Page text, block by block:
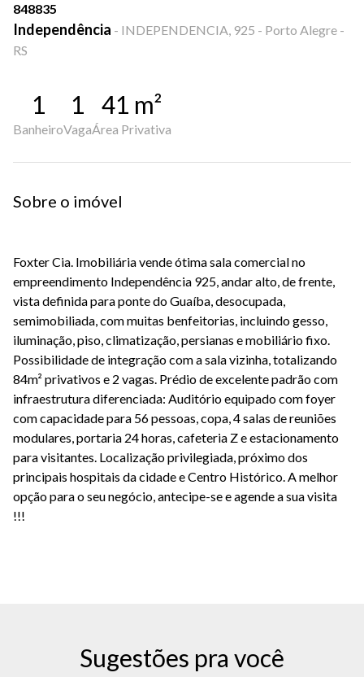
848835
Independência - INDEPENDENCIA, 925 - Porto Alegre -
RS
1
Banheiro
1
Vaga
41 m²
Área Privativa
Sobre o imóvel
Foxter Cia. Imobiliária vende ótima sala comercial no
empreendimento Independência 925, andar alto, de frente,
vista definida para ponte do Guaíba, desocupada,
semimobiliada, com muitas benfeitorias, incluindo gesso,
iluminação, piso, climatização, persianas e mobiliário fixo.
Possibilidade de integração com a sala vizinha, totalizando
84m² privativos e 2 vagas. Prédio de excelente padrão com
infraestrutura diferenciada: Auditório equipado com foyer
com capacidade para 56 pessoas, copa, 4 salas de reuniões
modulares, portaria 24 horas, cafeteria Z e estacionamento
para visitantes. Localização privilegiada, próximo dos
principais hospitais da cidade e Centro Histórico. A melhor
opção para o seu negócio, antecipe-se e agende a sua visita
!!!
Sugestões pra você